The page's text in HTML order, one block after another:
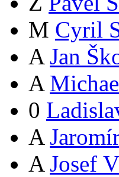
M Cyril
A Jan
A
0
A
A Josef